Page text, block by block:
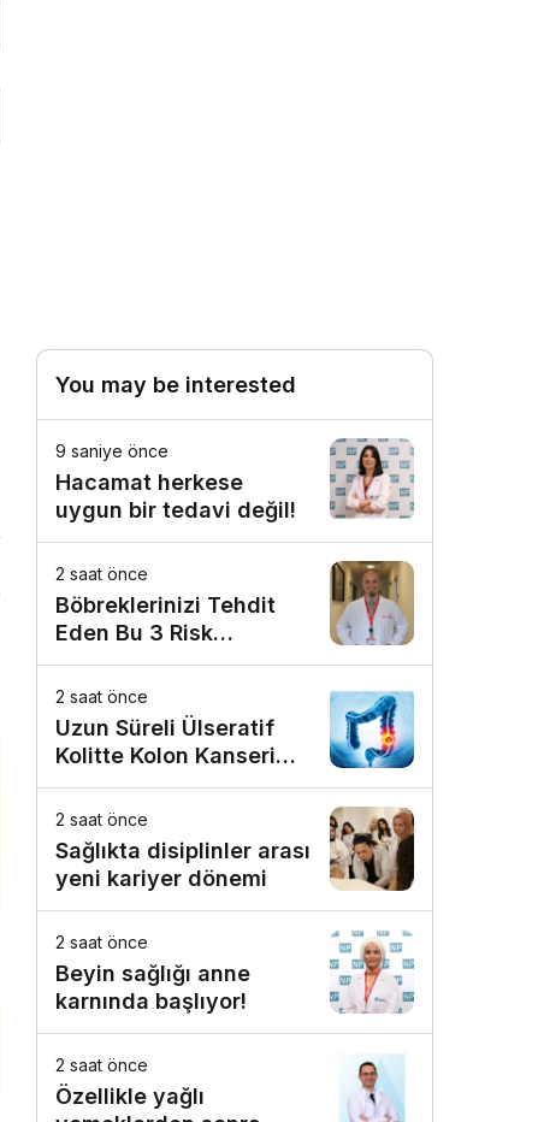
You may be interested
9 saniye önce
Hacamat herkese
uygun bir tedavi değil!
2 saat önce
Böbreklerinizi Tehdit
Eden Bu 3 Risk
Faktörüne Dikkat!
2 saat önce
Uzun Süreli Ülseratif
Kolitte Kolon Kanseri
Riski Artıyor mu?
2 saat önce
Sağlıkta disiplinler arası
yeni kariyer dönemi
2 saat önce
Beyin sağlığı anne
karnında başlıyor!
2 saat önce
Özellikle yağlı